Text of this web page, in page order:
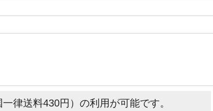
律送料430円）の利用が可能です。